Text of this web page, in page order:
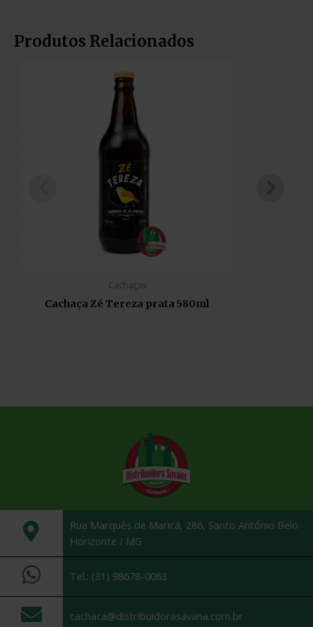
Produtos Relacionados
Cachaças
Cachaça Zé Tereza prata 580ml
Rua Marquês de Maricá, 286, Santo Antônio Belo
Horizonte / MG
Tel.: (31) 98678-0063
cachaca@distribuidorasavana.com.br